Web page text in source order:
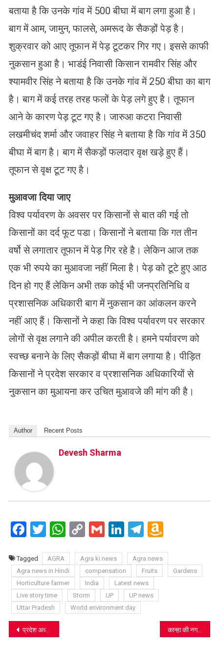
बताया है कि उनके गांव में 500 बीघा में बाग लगा हुआ है।
बाग में आम, जामुन, फालसे, अमरूद के सैकड़ों पेड़ है।
शुक्रवार को आए तूफान में पेड़ टूटकर गिर गए। इससे काफी
नुकसान हुआ है। भाडंई निवासी किसान रामवीर सिंह और
श्यामवीर सिंह ने बताया है कि उनके गांव में 250 बीघा का बाग
है। बाग में कई तरह तरह फलों के पेड़ लगे हुए है। तूफान
आने के कारण पेड़ टूट गए है। जारुआ कटरा निवासी
लखमीचंद शर्मा और जवाहर सिंह ने बताया है कि गांव में 350
बीघा में बाग है। बाग में सैकड़ों फलदार वृक्ष खड़े हुए हैं।
तूफान से वृक्ष टूट गए है।
मुआवजा दिया जाए
विश्व पर्यावरण के अवसर पर किसानों से बात की गई तो
किसानों का दर्द फूट पडा। किसानों ने बताया कि गत तीन
वर्षो से लगातार तूफान में पेड़ गिर रहे है। लेकिन आज तक
एक भी रुपये का मुआवजा नहीं मिला है। पेड़ को टूटे हुए आठ
दिन हो गए हैं लेकिन अभी तक कोई भी जनप्रतिनिधि व
प्रशासनिक अधिकारी बाग में नुकसान का आंकलन करने
नहीं आए हैं। किसानों ने कहा कि विश्व पर्यावरण पर सरकार
लोगों से वृक्ष लगाने की अपील करती है। हमने पर्यावरण को
स्वच्छ बनाने के लिए सैकड़ों बीघा में बाग लगाया है। पीड़ित
किसानों ने प्रदेश सरकार व प्रशासनिक अधिकारियों से
नुकसान का मुआयना कर उचित मुआवजे की मांग की है।
Author Recent Posts
Devesh Sharma
Facebook
TwitterWhatsApp
CopyGmailLinkedIn
Telegram
List
Tagged AGRA Agra ki news
Agra news
Agra news in Hindi
compensation Fruits
Gardens
Horticulture farmer
India
Latest news
Live story time
Storm UP
UP news
Uttar Pradesh
World environment day
Post
प्रदेश अध्यक्ष अजय कुमार लल्लू की रिहाई के लिए कांग्रेस का बड़ा अभियान कान्हा की नगरी में Coronavirus शतक के निकट, मची खलबली